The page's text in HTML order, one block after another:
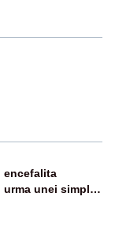
encefalita
unei simple